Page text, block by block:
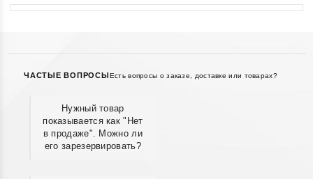
ЧАСТЫЕ ВОПРОСЫЕсть вопросы о заказе, доставке или товарах?
Нужный товар
показывается как "Нет
в продаже". Можно ли
его зарезервировать?